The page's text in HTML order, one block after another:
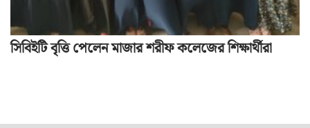
সিবিইটি বৃত্তি পেলেন মাজার শরীফ কলেজের শিক্ষার্থীরা